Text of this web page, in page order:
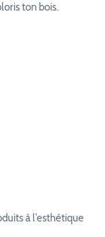
ton bois.
à l’esthétique